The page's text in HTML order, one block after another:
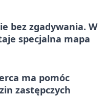
bez zgadywania. W
specjalna mapa
ma pomóc
zastępczych